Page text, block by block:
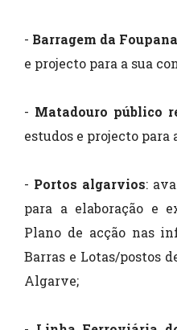
- Barragem da Foupana
e projecto para a sua
- Matadouro público
estudos e projecto para
- Portos algarvios:
para a elaboração e
Plano de acção nas
Barras e Lotas/postos
Algarve;